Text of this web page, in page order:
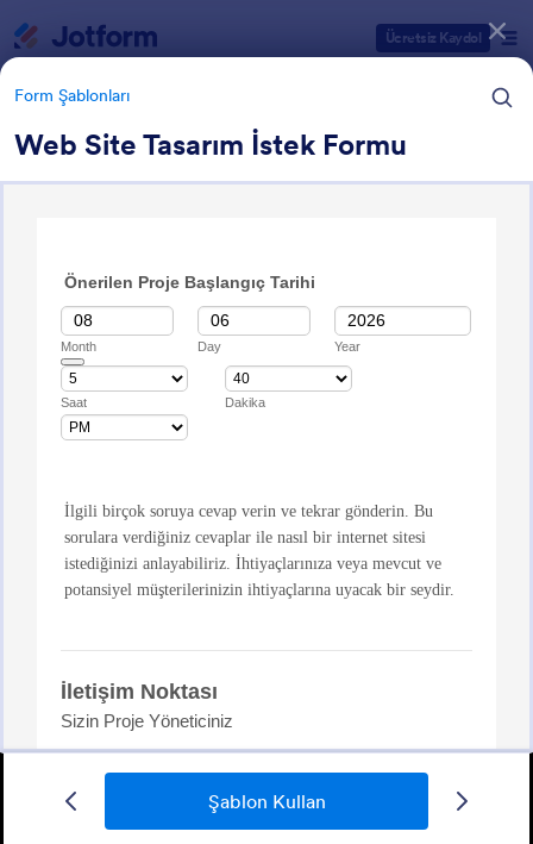
Ücretsiz Kaydol
Form Şablonları
Web Site Tasarım İstek Formu
Şablon Kullan
Web Tasarım Formları
32 Şablon
Bootstrap Tasarımı
Form Şablonu Kategorileri